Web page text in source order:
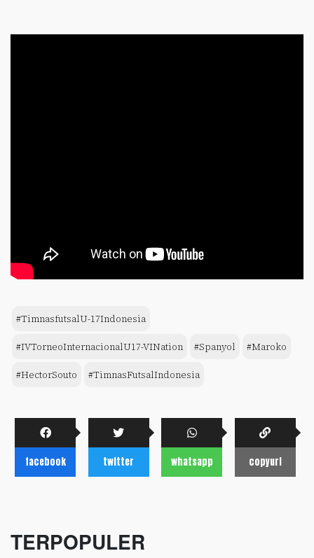
#TimnasfutsalU-17Indonesia
#IVTorneoInternacionalU17-VINation #Spanyol #Maroko
#HectorSouto #TimnasFutsalIndonesia
facebook twitter whatsapp copyurl
TERPOPULER